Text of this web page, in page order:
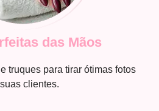
das Mãos
truques para tirar ótimas fotos
clientes.